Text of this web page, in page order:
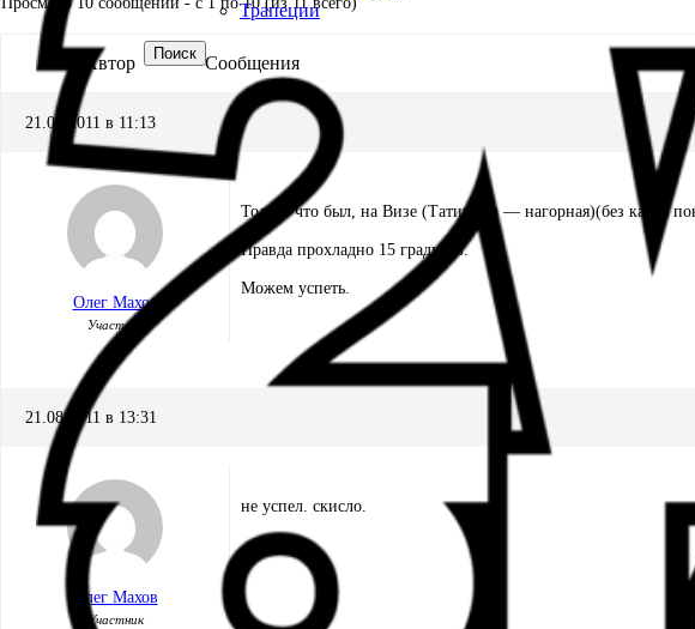
Трапеции
Поиск
Автор Сообщения
21.08.2011 в 11:13
Олег Махов
Участник
Только что был, на Визе (Татищева — нагорная)(без кайта
Правда прохладно 15 градусов.
Можем успеть.
21.08.2011 в 13:31
Олег Махов
Участник
не успел. скисло.